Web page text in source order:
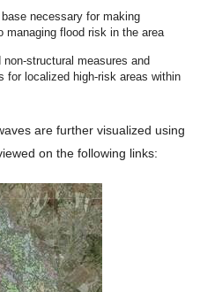
necessary for making
managing flood risk in the area
structural measures and
for localized high-risk areas within
are further visualized using
on the following links: